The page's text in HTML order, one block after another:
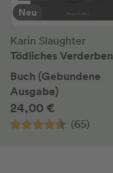
Neu
Karin Slaughter
Tödliches Verderben
Buch (Gebundene
Ausgabe)
24,00 €
(65)